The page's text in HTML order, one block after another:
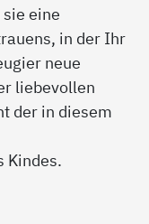
eine
in der Ihr
neue
liebevollen
der in diesem
Kindes.